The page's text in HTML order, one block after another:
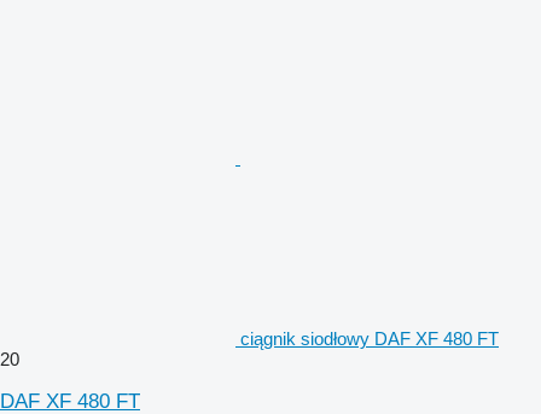
ciągnik siodłowy DAF XF 480 FT
20
DAF XF 480 FT